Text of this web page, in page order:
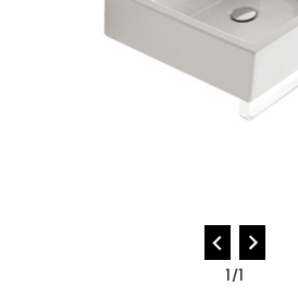
1/1